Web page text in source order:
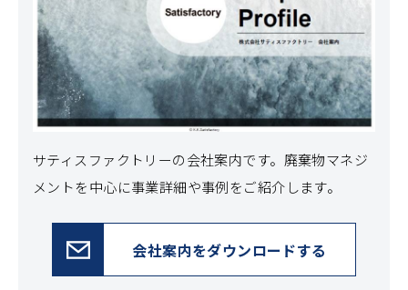
サティスファクトリーの会社案内です。 廃棄物マネジ
メントを中心に事業詳細や事例をご紹介します。
会社案内をダウンロードする